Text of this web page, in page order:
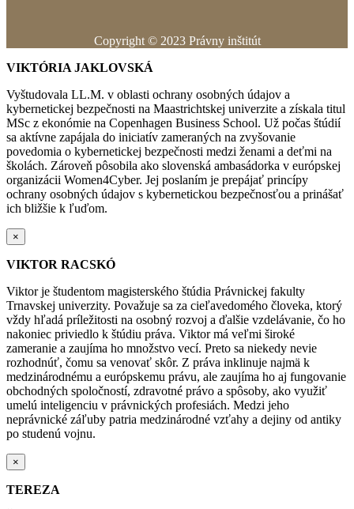
Copyright © 2023 Právny inštitút
VIKTÓRIA JAKLOVSKÁ
Vyštudovala LL.M. v oblasti ochrany osobných údajov a
kybernetickej bezpečnosti na Maastrichtskej univerzite a získala titul
MSc z ekonómie na Copenhagen Business School. Už počas štúdií
sa aktívne zapájala do iniciatív zameraných na zvyšovanie
povedomia o kybernetickej bezpečnosti medzi ženami a deťmi na
školách. Zároveň pôsobila ako slovenská ambasádorka v európskej
organizácii Women4Cyber. Jej poslaním je prepájať princípy
ochrany osobných údajov s kybernetickou bezpečnosťou a prinášať
ich bližšie k ľuďom.
×
VIKTOR RACSKÓ
Viktor je študentom magisterského štúdia Právnickej fakulty
Trnavskej univerzity. Považuje sa za cieľavedomého človeka, ktorý
vždy hľadá príležitosti na osobný rozvoj a ďalšie vzdelávanie, čo ho
nakoniec priviedlo k štúdiu práva. Viktor má veľmi široké
zameranie a zaujíma ho množstvo vecí. Preto sa niekedy nevie
rozhodnúť, čomu sa venovať skôr. Z práva inklinuje najmä k
medzinárodnému a európskemu právu, ale zaujíma ho aj fungovanie
obchodných spoločností, zdravotné právo a spôsoby, ako využiť
umelú inteligenciu v právnických profesiách. Medzi jeho
neprávnické záľuby patria medzinárodné vzťahy a dejiny od antiky
po studenú vojnu.
×
TEREZA